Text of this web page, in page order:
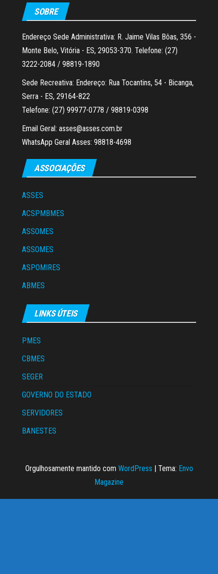
SOBRE
Endereço Sede Administrativa: R. Jaime Vilas Bôas, 356 -
Monte Belo, Vitória - ES, 29053-370. Telefone: (27)
3222-2084 / 98819-1890
Sede Recreativa: Endereço: Rua Tocantins, 54 - Bicanga,
Serra - ES, 29164-822
Telefone: (27) 99977-0778 / 98819-0398
Email Geral: asses@asses.com.br
WhatsApp Geral Asses: 98818-4698
ASSOCIAÇÕES
ASSES
ACSPMBMES
ASSOMES
ASSOMES
ASPOMIRES
ABMES
LINKS ÚTEIS
PMES
CBMES
SEGER
GOVERNO DO ESTADO
SERVIDORES
BANESTES
Orgulhosamente mantido com WordPress | Tema: Envo
Magazine